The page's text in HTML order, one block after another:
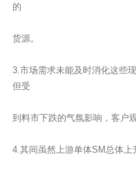
的
货源。
3.市场需求未能及时消化这些
但受
到料市下跌的气氛影响，客户
4.其间虽然上游单体SM总体